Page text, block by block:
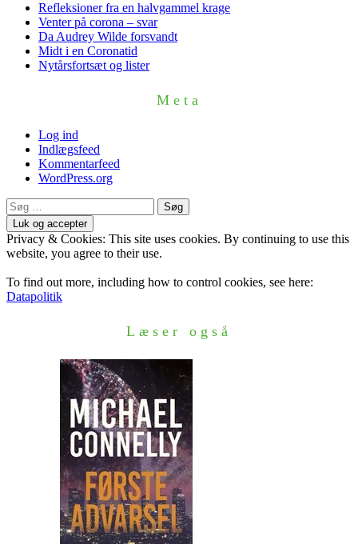
Refleksioner fra en halvgammel krage
Venter på corona – svar
Da Audrey Wilde forsvandt
Midt i en Coronatid
Nytårsfortsæt og lister
Meta
Log ind
Indlægsfeed
Kommentarfeed
WordPress.org
Søg
efter:
Privacy & Cookies: This site uses cookies. By continuing to use this
website, you agree to their use.
To find out more, including how to control cookies, see here:
Datapolitik
Læser også